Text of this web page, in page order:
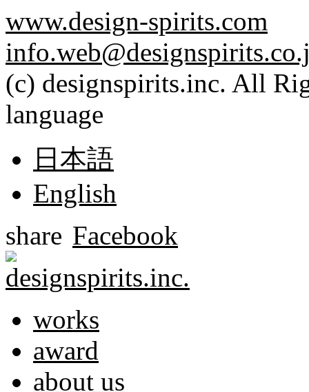
www.design-spirits.com
(c) designspirits.inc. All
language
日本語
English
share Facebook
works
award
about us